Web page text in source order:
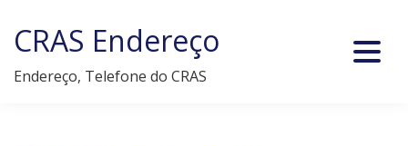
content
CRAS Endereço
Endereço, Telefone do CRAS